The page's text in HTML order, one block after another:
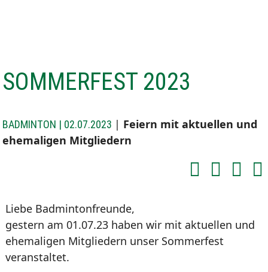
SOMMERFEST 2023
BADMINTON | 02.07.2023 | Feiern mit aktuellen und
ehemaligen Mitgliedern
Liebe Badmintonfreunde,
gestern am 01.07.23 haben wir mit aktuellen und
ehemaligen Mitgliedern unser Sommerfest
veranstaltet.